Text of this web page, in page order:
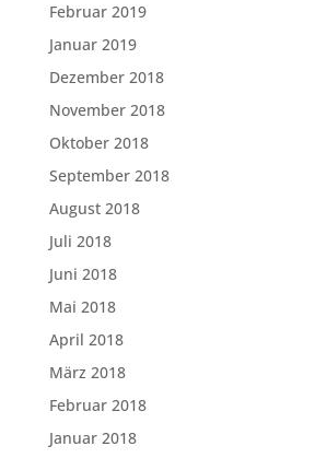
Februar 2019
Januar 2019
Dezember 2018
November 2018
Oktober 2018
September 2018
August 2018
Juli 2018
Juni 2018
Mai 2018
April 2018
März 2018
Februar 2018
Januar 2018